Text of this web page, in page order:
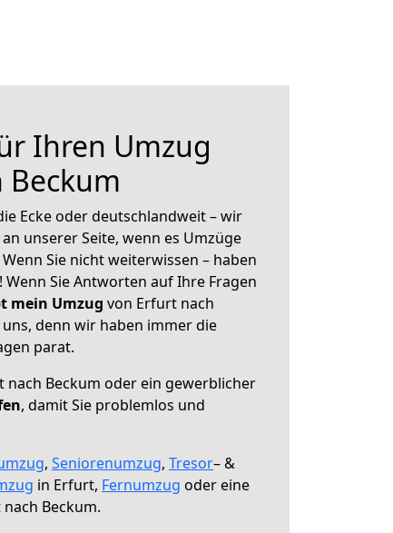
Ihren Umzug
Ecke oder deutschlandweit – wir
an unserer Seite, wenn es Umzüge
Sie nicht weiterwissen – haben
Sie Antworten auf Ihre Fragen
mein Umzug von Erfurt nach
denn wir haben immer die
parat.
nach Beckum oder ein gewerblicher
, damit Sie problemlos und
, Seniorenumzug, Tresor– &
in Erfurt, Fernumzug oder eine
Beckum.